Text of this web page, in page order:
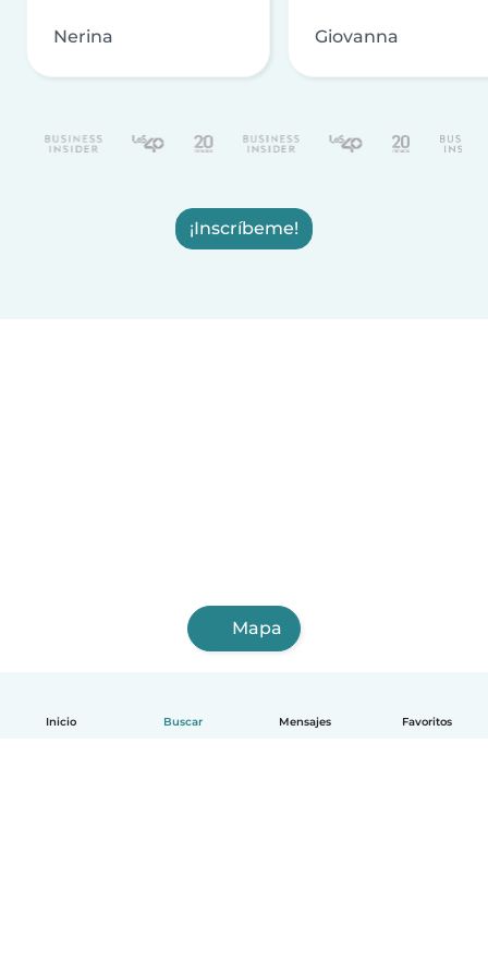
Inicio Buscar Mensajes Favoritos
Nerina Giovanna
¡Inscríbeme!
Mapa